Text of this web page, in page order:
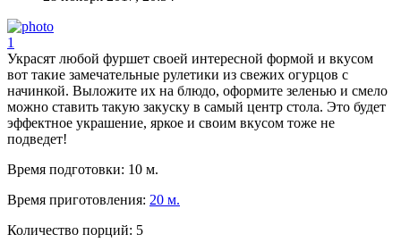
1
Украсят любой фуршет своей интересной формой и вкусом
вот такие замечательные рулетики из свежих огурцов с
начинкой. Выложите их на блюдо, оформите зеленью и смело
можно ставить такую закуску в самый центр стола. Это будет
эффектное украшение, яркое и своим вкусом тоже не
подведет!
Время подготовки: 10 м.
Время приготовления: 20 м.
Количество порций: 5